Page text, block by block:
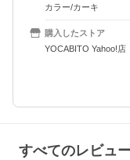
カラー/カーキ
購入したストア
YOCABITO Yahoo!店
すべてのレビュ